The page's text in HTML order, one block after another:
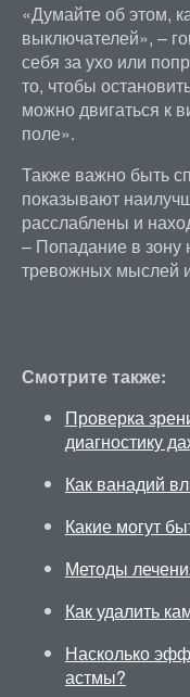
«Думайте об этом,
выключателей», –
себя за ухо или
то, чтобы
можно двигаться к
поле».
Также важно быть
показывают
расслаблены и
– Попадание в зону
тревожных мыслей
Смотрите также:
Проверка
диагностику
Как ванадий
Какие могут
Методы
Как удалить
Насколько
астмы?